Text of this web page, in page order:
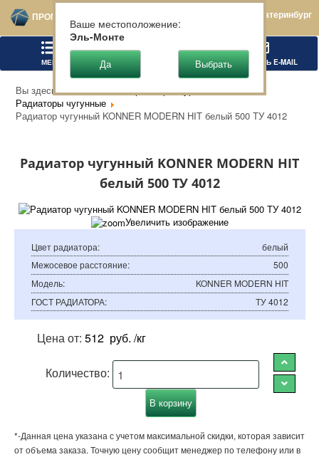
ПРОМТЕХСТАЛЬ Екатеринбург
МЕНЮ НАПИСАТЬ E-MAIL
Вы здесь: Главная
Запорная арматура
Радиаторы чугунные
Радиатор чугунный KONNER MODERN HIT белый 500 ТУ 4012
Радиатор чугунный KONNER MODERN HIT
белый 500 ТУ 4012
Увеличить изображение
Цвет радиатора:
белый
Межосевое расстояние:
500
Модель:
KONNER MODERN HIT
ГОСТ РАДИАТОРА: ТУ 4012
Цена от: 512 руб. /кг
Количество:
*-Данная цена указана с учетом максимальной скидки, которая зависит
от объема заказа. Точную цену сообщит менеджер по телефону или в
Ваше местоположение:
Эль-Монте